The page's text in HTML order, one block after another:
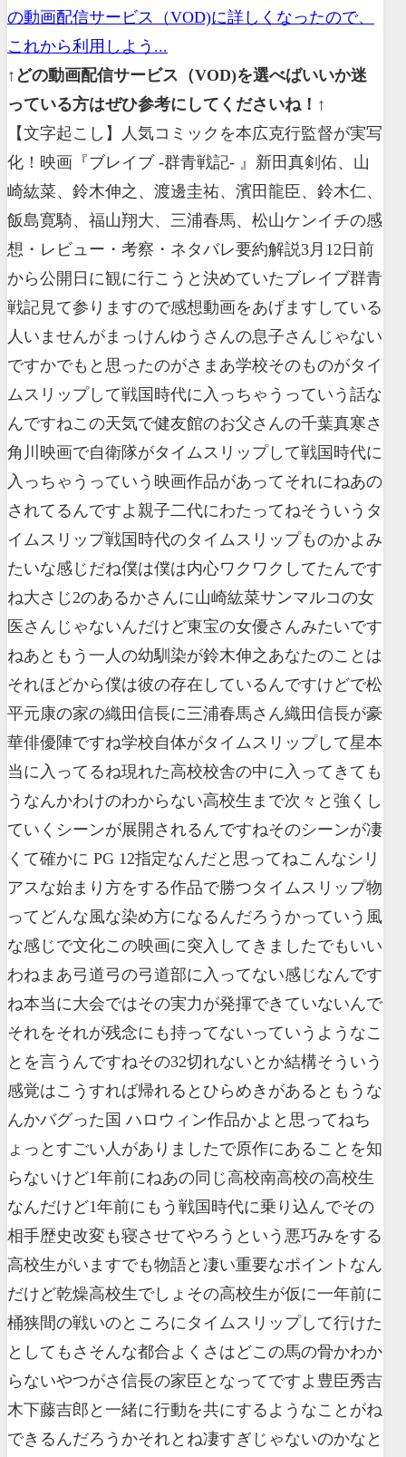
の動画配信サービス（VOD)に詳しくなったので、
これから利用しよう...
↑どの動画配信サービス（VOD)を選べばいいか迷
っている方はぜひ参考にしてくださいね！↑
【文字起こし】人気コミックを本広克行監督が実写
化！映画『ブレイブ -群青戦記- 』新田真剣佑、山
崎紘菜、鈴木伸之、渡邊圭祐、濱田龍臣、鈴木仁、
飯島寛騎、福山翔大、三浦春馬、松山ケンイチの感
想・レビュー・考察・ネタバレ要約解説3月12日前
から公開日に観に行こうと決めていたブレイブ群青
戦記見て参りますので感想動画をあげますしている
人いませんがまっけんゆうさんの息子さんじゃない
ですかでもと思ったのがさまあ学校そのものがタイ
ムスリップして戦国時代に入っちゃうっていう話な
んですねこの天気で健友館のお父さんの千葉真寒さ
角川映画で自衛隊がタイムスリップして戦国時代に
入っちゃうっていう映画作品があってそれにねあの
されてるんですよ親子二代にわたってねそういうタ
イムスリップ戦国時代のタイムスリップものかよみ
たいな感じだね僕は僕は内心ワクワクしてたんです
ね大さじ2のあるかさんに山崎紘菜サンマルコの女
医さんじゃないんだけど東宝の女優さんみたいです
ねあともう一人の幼馴染が鈴木伸之あなたのことは
それほどから僕は彼の存在しているんですけどで松
平元康の家の織田信長に三浦春馬さん織田信長が豪
華俳優陣ですね学校自体がタイムスリップして星本
当に入ってるね現れた高校校舎の中に入ってきても
うなんかわけのわからない高校生まで次々と強くし
ていくシーンが展開されるんですねそのシーンが凄
くて確かに PG 12指定なんだと思ってねこんなシリ
アスな始まり方をする作品で勝つタイムスリップ物
ってどんな風な染め方になるんだろうかっていう風
な感じで文化この映画に突入してきましたでもいい
わねまあ弓道弓の弓道部に入ってない感じなんです
ね本当に大会ではその実力が発揮できていないんで
それをそれが残念にも持ってないっていうようなこ
とを言うんですねその32切れないとか結構そういう
感覚はこうすれば帰れるとひらめきがあるともうな
んかバグった国 ハロウィン作品かよと思ってねち
ょっとすごい人がありましたで原作にあることを知
らないけど1年前にねあの同じ高校南高校の高校生
なんだけど1年前にもう戦国時代に乗り込んでその
相手歴史改変も寝させてやろうという悪巧みをする
高校生がいますでも物語と凄い重要なポイントなん
だけど乾燥高校生でしょその高校生が仮に一年前に
桶狭間の戦いのところにタイムスリップして行けた
としてもさそんな都合よくさはどこの馬の骨かわか
らないやつがさ信長の家臣となってですよ豊臣秀吉
木下藤吉郎と一緒に行動を共にするようなことがね
できるんだろうかそれとね凄すぎじゃないのかなと